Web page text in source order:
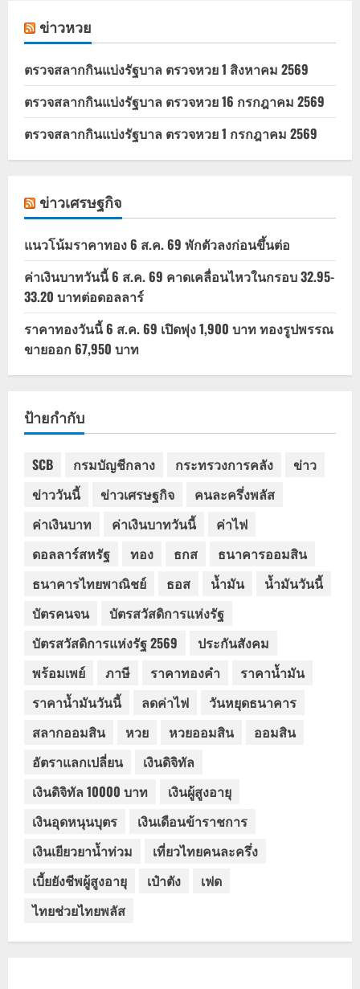
ข่าวหวย
ตรวจสลากกินแบ่งรัฐบาล ตรวจหวย 1 สิงหาคม 2569
ตรวจสลากกินแบ่งรัฐบาล ตรวจหวย 16 กรกฎาคม 2569
ตรวจสลากกินแบ่งรัฐบาล ตรวจหวย 1 กรกฎาคม 2569
ข่าวเศรษฐกิจ
แนวโน้มราคาทอง 6 ส.ค. 69 พักตัวลงก่อนขึ้นต่อ
ค่าเงินบาทวันนี้ 6 ส.ค. 69 คาดเคลื่อนไหวในกรอบ 32.95-
33.20 บาทต่อดอลลาร์
ราคาทองวันนี้ 6 ส.ค. 69 เปิดพุ่ง 1,900 บาท ทองรูปพรรณ
ขายออก 67,950 บาท
ป้ายกำกับ
SCB กรมบัญชีกลาง กระทรวงการคลัง
ข่าว
ข่าววันนี้
ข่าวเศรษฐกิจ
คนละครึ่งพลัส
ค่าเงินบาท
ค่าเงินบาทวันนี้
ค่าไฟ
ดอลลาร์สหรัฐ
ทอง ธกส
ธนาคารออมสิน
ธนาคารไทยพาณิชย์
ธอส น้ำมัน
น้ำมันวันนี้
บัตรคนจน
บัตรสวัสดิการแห่งรัฐ
บัตรสวัสดิการแห่งรัฐ 2569
ประกันสังคม
พร้อมเพย์
ภาษี ราคาทองคำ
ราคาน้ำมัน
ราคาน้ำมันวันนี้
ลดค่าไฟ
วันหยุดธนาคาร
สลากออมสิน
หวย หวยออมสิน
ออมสิน
อัตราแลกเปลี่ยน
เงินดิจิทัล
เงินดิจิทัล 10000 บาท
เงินผู้สูงอายุ
เงินอุดหนุนบุตร
เงินเดือนข้าราชการ
เงินเยียวยาน้ำท่วม
เที่ยวไทยคนละครึ่ง
เบี้ยยังชีพผู้สูงอายุ
เป๋าตัง
เฟด
ไทยช่วยไทยพลัส